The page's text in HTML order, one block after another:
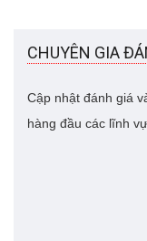
CHUYÊN GIA
Cập nhật đánh giá
hàng đầu các lĩnh